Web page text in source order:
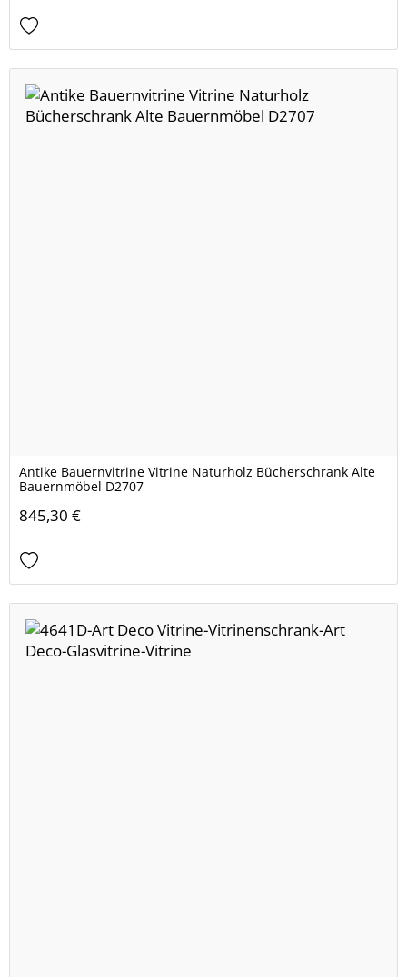
Antike Bauernvitrine Vitrine Naturholz Bücherschrank Alte
Bauernmöbel D2707
845,30 €